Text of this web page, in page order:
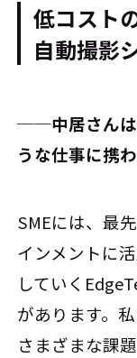
低コスト
自動撮影
──中居さんは
うな仕事に携
SMEには、最
インメントに
していく
があります。
さまざまな課